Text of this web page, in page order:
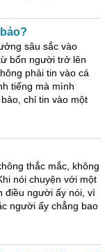
sâu sắc vào
bốn người trở lên
phải tin vào cá
tiếng mà mình
chỉ tin vào một
thắc mắc, không
nói chuyện với một
điều người ấy nói, vì
người ấy chẳng bao